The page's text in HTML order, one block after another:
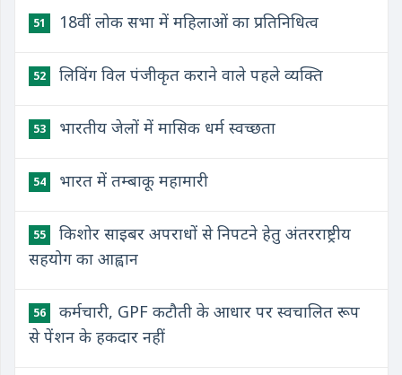
51 ​18वीं लोक सभा में महिलाओं का प्रतिनिधित्व
52 ​लिविंग विल पंजीकृत कराने वाले पहले व्यक्ति
53 भारतीय जेलों में मासिक धर्म स्वच्छता
54 भारत में तम्बाकू महामारी
55
किशोर साइबर अपराधों से निपटने हेतु अंतरराष्ट्रीय
सहयोग का आह्वान
56
कर्मचारी, GPF कटौती के आधार पर स्वचालित रूप
से पेंशन के हकदार नहीं